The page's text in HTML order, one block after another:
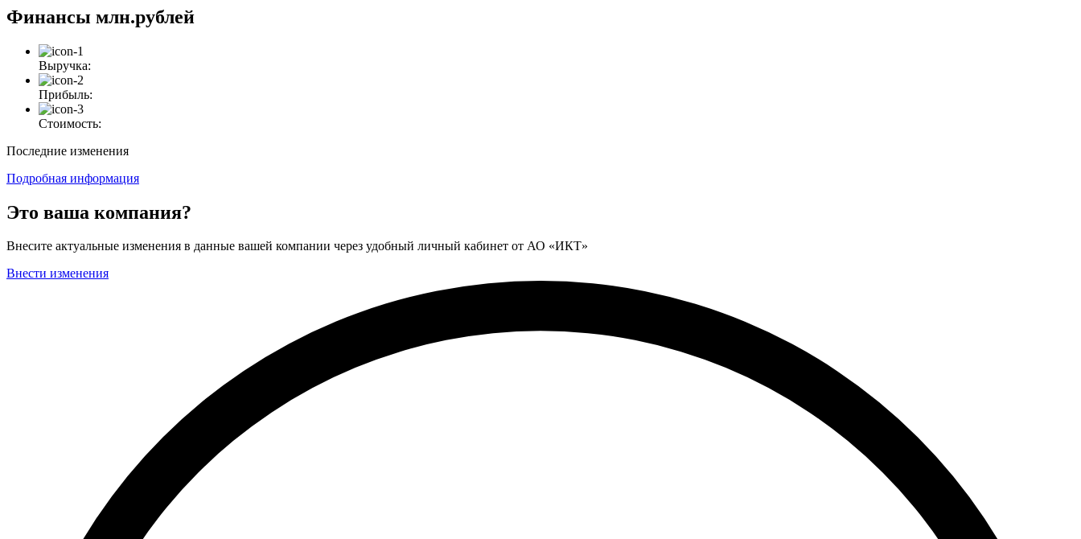
Финансы млн.рублей
Выручка:
Прибыль:
Стоимость:
Последние изменения
Подробная информация
Это ваша компания?
Внесите актуальные изменения в данные вашей компании через удобный личный кабинет от АО «ИКТ»
Внести изменения